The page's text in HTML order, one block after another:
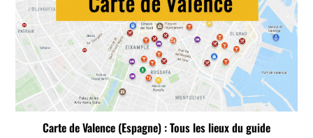
Carte de Valence (Espagne) : Tous les lieux du guide